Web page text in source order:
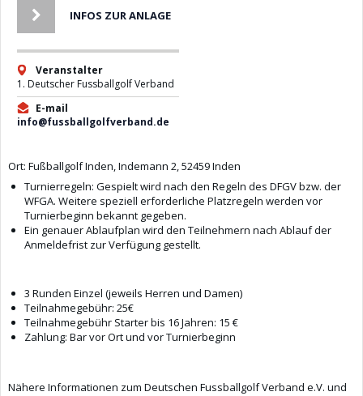
INFOS ZUR ANLAGE
Veranstalter
1. Deutscher Fussballgolf Verband
E-mail
info@fussballgolfverband.de
Ort: Fußballgolf Inden, Indemann 2, 52459 Inden
Turnierregeln: Gespielt wird nach den Regeln des DFGV bzw. der
WFGA. Weitere speziell erforderliche Platzregeln werden vor
Turnierbeginn bekannt gegeben.
Ein genauer Ablaufplan wird den Teilnehmern nach Ablauf der
Anmeldefrist zur Verfügung gestellt.
3 Runden Einzel (jeweils Herren und Damen)
Teilnahmegebühr: 25€
Teilnahmegebühr Starter bis 16 Jahren: 15 €
Zahlung: Bar vor Ort und vor Turnierbeginn
Nähere Informationen zum Deutschen Fussballgolf Verband e.V. und